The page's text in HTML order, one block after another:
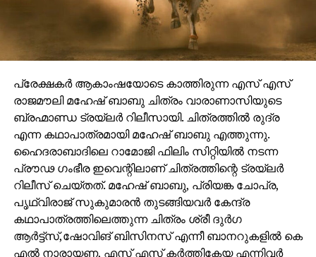
പ്രേക്ഷകർ ആകാംഷയോടെ കാത്തിരുന്ന എസ് എസ്
രാജമൗലി മഹേഷ് ബാബു ചിത്രം വാരാണാസിയുടെ
ബ്രഹ്മാണ്ഡ ട്രയ്ലർ റിലീസായി. ചിത്രത്തിൽ രുദ്ര
എന്ന കഥാപാത്രമായി മഹേഷ് ബാബു എത്തുന്നു.
ഹൈദരാബാദിലെ റാമോജി ഫിലിം സിറ്റിയിൽ നടന്ന
പ്രൗഢ ഗംഭീര ഇവെന്റിലാണ് ചിത്രത്തിന്റെ ട്രയ്ലർ
റിലീസ് ചെയ്തത്. മഹേഷ് ബാബു, പ്രിയങ്ക ചോപ്ര,
പൃഥ്വിരാജ് സുകുമാരൻ തുടങ്ങിയവർ കേന്ദ്ര
കഥാപാത്രത്തിലെത്തുന്ന ചിത്രം ശ്രീ ദുർഗ
ആർട്ട്സ്,ഷോവിങ് ബിസിനസ് എന്നീ ബാനറുകളിൽ കെ
എൽ നാരായണ, എസ് എസ് കർത്തികേയ എന്നിവർ